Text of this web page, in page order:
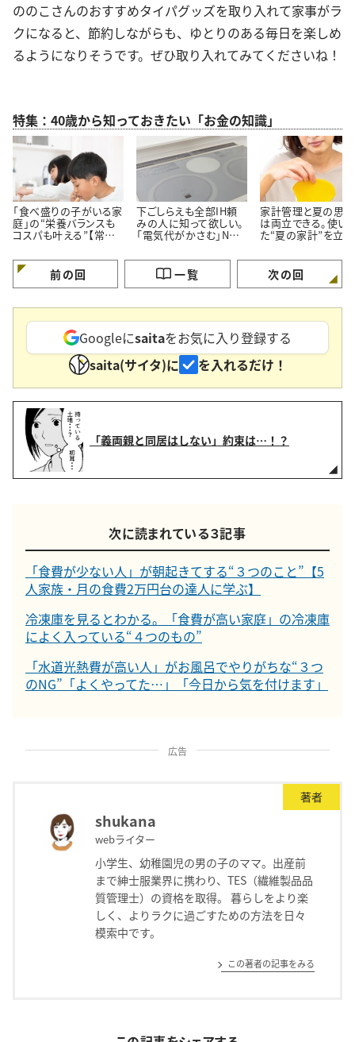
ののこさんのおすすめタイパグッズを取り入れて家事がラ
クになると、節約しながらも、ゆとりのある毎日を楽しめ
るようになりそうです。ぜひ取り入れてみてくださいね！
特集：40歳から知っておきたい「お金の知識」
「食べ盛りの子がいる家
庭」の“栄養バランスも
コスパも叶える”【常備
下ごしらえも全部IH頼
みの人に知って欲しい。
「電気代がかさむ」NG
家計管理と夏の思
は両立できる。使い
た“夏の家計”を立
前の回 一覧 次の回
Googleにsaitaをお気に入り登録する
saita(サイタ)に
を入れるだけ！
「義両親と同居はしない」約束は…！？
次に読まれている３記事
「食費が少ない人」が朝起きてする“３つのこと”【5
人家族・月の食費2万円台の達人に学ぶ】
冷凍庫を見るとわかる。「食費が高い家庭」の冷凍庫
によく入っている“４つのもの”
「水道光熱費が高い人」がお風呂でやりがちな“３つ
のNG”「よくやってた…」「今日から気を付けます」
広告
著者
shukana
webライター
小学生、幼稚園児の男の子のママ。出産前
まで紳士服業界に携わり、TES（繊維製品品
質管理士）の資格を取得。 暮らしをより楽
しく、よりラクに過ごすための方法を日々
模索中です。
この著者の記事をみる